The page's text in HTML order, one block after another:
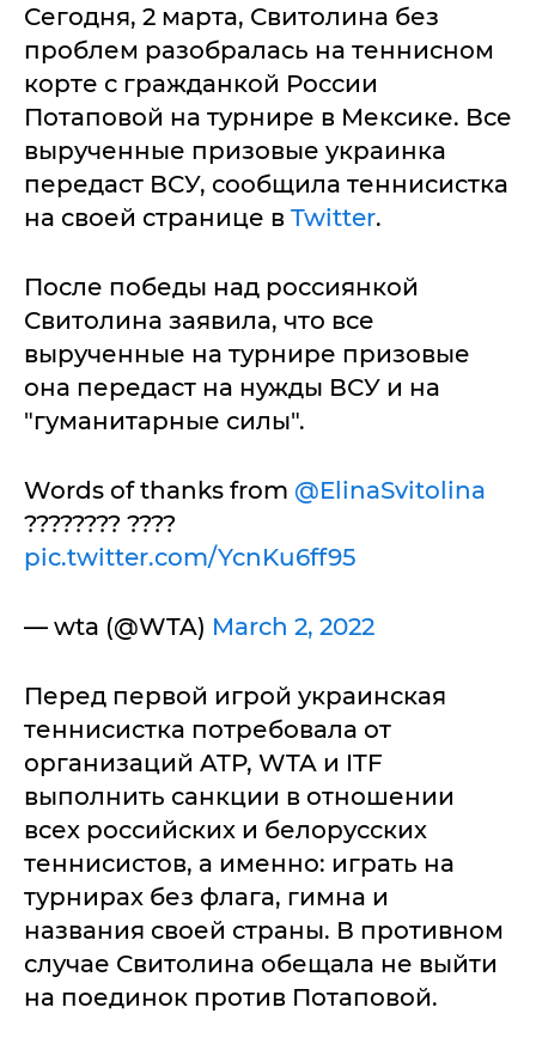
Сегодня, 2 марта, Свитолина без
проблем разобралась на теннисном
корте с гражданкой России
Потаповой на турнире в Мексике. Все
вырученные призовые украинка
передаст ВСУ, сообщила теннисистка
на своей странице в Twitter.
После победы над россиянкой
Свитолина заявила, что все
вырученные на турнире призовые
она передаст на нужды ВСУ и на
"гуманитарные силы".
Words of thanks from @ElinaSvitolina
???????? ????
pic.twitter.com/YcnKu6ff95
— wta (@WTA) March 2, 2022
Перед первой игрой украинская
теннисистка потребовала от
организаций ATP, WTA и ITF
выполнить санкции в отношении
всех российских и белорусских
теннисистов, а именно: играть на
турнирах без флага, гимна и
названия своей страны. В противном
случае Свитолина обещала не выйти
на поединок против Потаповой.